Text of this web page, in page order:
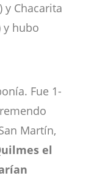
y Chacarita
y hubo
Fue 1-
Martín,
el